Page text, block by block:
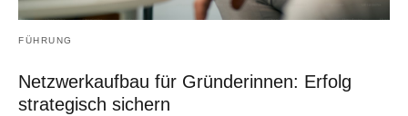
FÜHRUNG
Netzwerkaufbau für Gründerinnen: Erfolg
strategisch sichern